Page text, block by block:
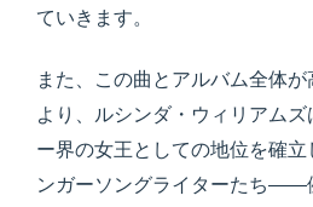
ていきます。
また、この曲とアルバム全体
より、ルシンダ・ウィリアムズ
ー界の女王としての地位を確
ンガーソングライターたち――